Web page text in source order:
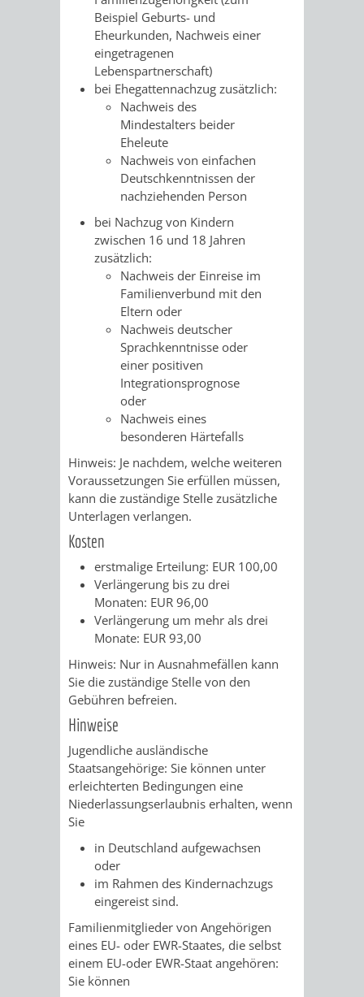
2022
STADTWEGWEISER
ÄMTER
BEHÖRDEN
EINRICHTUNGEN
IN
DER
STADT
FRIEDHÖFE
BESTATTUNGSMÖGLICHKEITEN
HAUPTFRIEDHOF
WEINHEIM
FRIEDHÖFE
FRIEDHOF
FRIEDHOF
OBERFLOCKENBACH
FRIEDHOF
RIPPENWEIER-
HEILIGKREUZ
FRIEDHOF
KIRCHEN
KULTUREINRICHTUNGEN
THEATER
MUSEUM
VERANSTALTUNGEN
KINDER
MUSEUM
STADTBIBLIOTHEK
A
BIS
AUSLEIHE
MEDIENANGEBOTE
KATALOG
VERANSTALTUNGEN
AUSBILDUNG
&
PRAKTIKA
LEIHVERKEHR
DER
SERVICE
FÜR
KINO
VERANSTALTER
ENGELBRECHT-
HAUS
BÜRGERSAAL
IM
ALTEN
RATHAUS
VERKEHR
VERKEHRSINFORMATIONEN
BUSVERKEHRRUFTAXI
PARKEN
APP
EASYPARKEN
VRNNEXTBIKE
GEOPORTAL
Beispiel Geburts- und
Eheurkunden, Nachweis einer
eingetragenen
Lebenspartnerschaft)
bei Ehegattennachzug zusätzlich:
Nachweis des
Mindestalters beider
Eheleute
Nachweis von einfachen
Deutschkenntnissen der
nachziehenden Person
bei Nachzug von Kindern
zwischen 16 und 18 Jahren
zusätzlich:
Nachweis der Einreise im
Familienverbund mit den
Eltern oder
Nachweis deutscher
Sprachkenntnisse oder
einer positiven
Integrationsprognose
oder
Nachweis eines
besonderen Härtefalls
Hinweis: Je nachdem, welche weiteren
Voraussetzungen Sie erfüllen müssen,
kann die zuständige Stelle zusätzliche
Unterlagen verlangen.
Kosten
erstmalige Erteilung: EUR 100,00
Verlängerung bis zu drei
Monaten: EUR 96,00
Verlängerung um mehr als drei
Monate: EUR 93,00
Hinweis: Nur in Ausnahmefällen kann
Sie die zuständige Stelle von den
Gebühren befreien.
Hinweise
Jugendliche ausländische
Staatsangehörige: Sie können unter
erleichterten Bedingungen eine
Niederlassungserlaubnis erhalten, wenn
Sie
in Deutschland aufgewachsen
oder
im Rahmen des Kindernachzugs
eingereist sind.
Familienmitglieder von Angehörigen
eines EU- oder EWR-Staates, die selbst
einem EU-oder EWR-Staat angehören:
Sie können